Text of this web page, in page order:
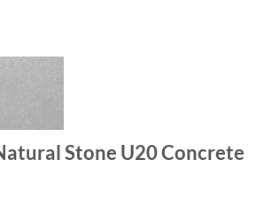
Stone U20 Concrete